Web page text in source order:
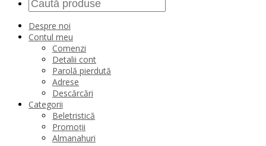
Despre noi
Contul meu
Comenzi
Detalii cont
Parolă pierdută
Adrese
Descărcări
Categorii
Beletristică
Promoții
Almanahuri